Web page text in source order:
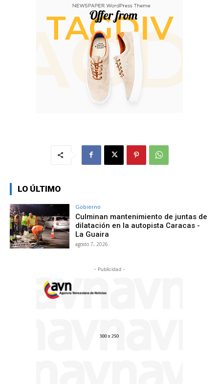
LO ÚLTIMO
Gobierno
Culminan mantenimiento de juntas de
dilatación en la autopista Caracas -
La Guaira
agosto 7, 2026
- Publicidad -